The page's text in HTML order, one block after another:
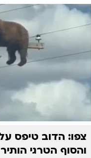
צפו: הדוב טיפס
והסוף הטרגי